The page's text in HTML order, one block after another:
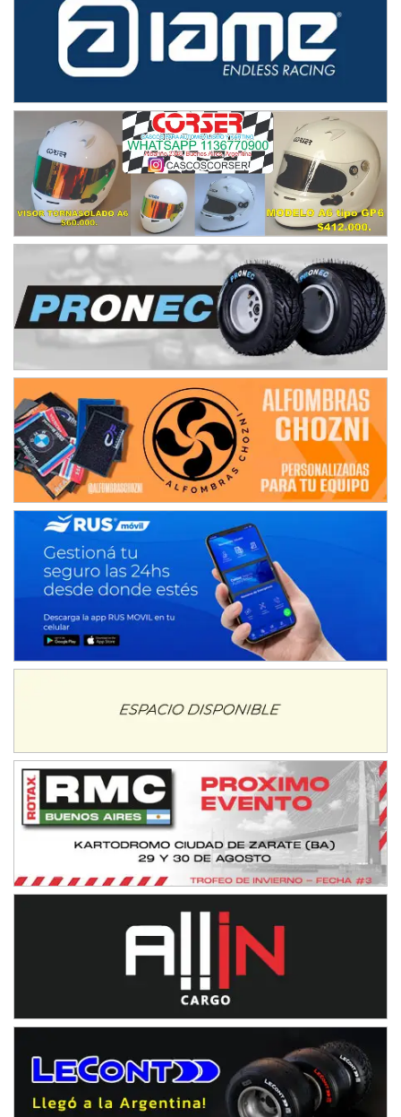
Juventud Unida (Tierra)
Humboldt (Santa Fe)
NORESTE SANTAFESINO - F6
Ciudad de Avellaneda (Asfalto)
SUR SANTAFESINO - F4
José Samuel Sánchez (Tierra)
Rufino (Santa Fe)
TUCUMANO - F5
Juan Navarro (Asfalto)
El Timbó (Tucumán)